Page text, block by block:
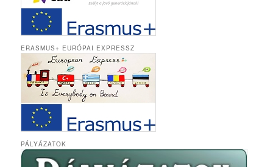
ERASMUS+ EURÓPAI EXPRESSZ
PÁLYÁZATOK